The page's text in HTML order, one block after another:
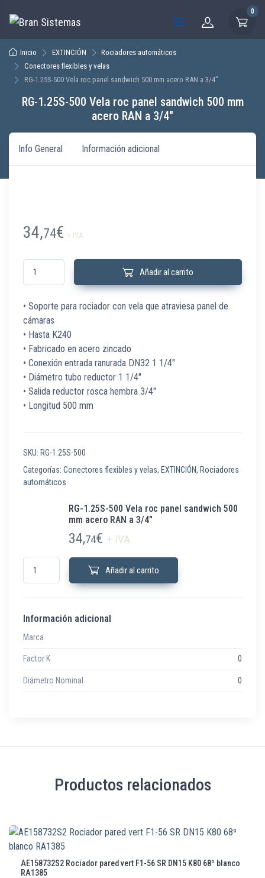
0
Inicio EXTINCIÓN
Rociadores automáticos
Conectores flexibles y velas
RG-1.25S-500 Vela roc panel sandwich 500 mm acero RAN a 3/4″
RG-1.25S-500 Vela roc panel sandwich 500 mm
acero RAN a 3/4″
Info General Información adicional
34,74€ + IVA
RG-1.25S-500 Vela roc panel sandwich 500 mm acero RAN a 3/4"
Añadir al carrito
• Soporte para rociador con vela que atraviesa panel de
cámaras
• Hasta K240
• Fabricado en acero zincado
• Conexión entrada ranurada DN32 1 1/4″
• Diámetro tubo reductor 1 1/4″
• Salida reductor rosca hembra 3/4″
• Longitud 500 mm
SKU: RG-1.25S-500
Categorías: Conectores flexibles y velas, EXTINCIÓN, Rociadores
automáticos
RG-1.25S-500 Vela roc panel sandwich 500
mm acero RAN a 3/4″
34,74€ + IVA
RG-1.25S-500 Vela roc panel sandwich 500 mm acero RAN a 3/4"
Añadir al carrito
Información adicional
Marca
Factor K 0
Diámetro Nominal 0
Productos relacionados
AE158732S2 Rociador pared vert F1-56 SR DN15 K80 68º blanco
RA1385